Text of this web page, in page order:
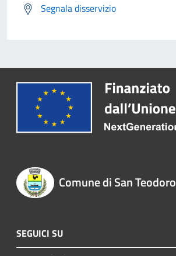
Segnala disservizio
Comune di San Teodoro
SEGUICI SU